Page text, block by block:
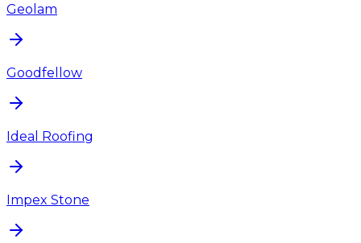
Geolam
Goodfellow
Ideal Roofing
Impex Stone